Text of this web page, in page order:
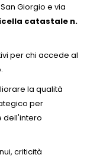
Giorgio e via
catastale n.
per chi accede al
la qualità
per
dell'intero
criticità